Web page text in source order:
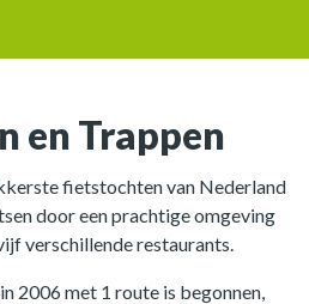
en Trappen
fietstochten van Nederland
door een prachtige omgeving
verschillende restaurants.
2006 met 1 route is begonnen,